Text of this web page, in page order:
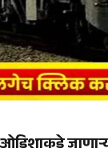
जाणाऱ्या